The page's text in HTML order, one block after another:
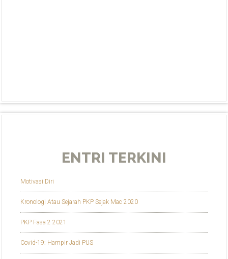
ENTRI TERKINI
Motivasi Diri
Kronologi Atau Sejarah PKP Sejak Mac 2020
PKP Fasa 2 2021
Covid-19: Hampir Jadi PUS